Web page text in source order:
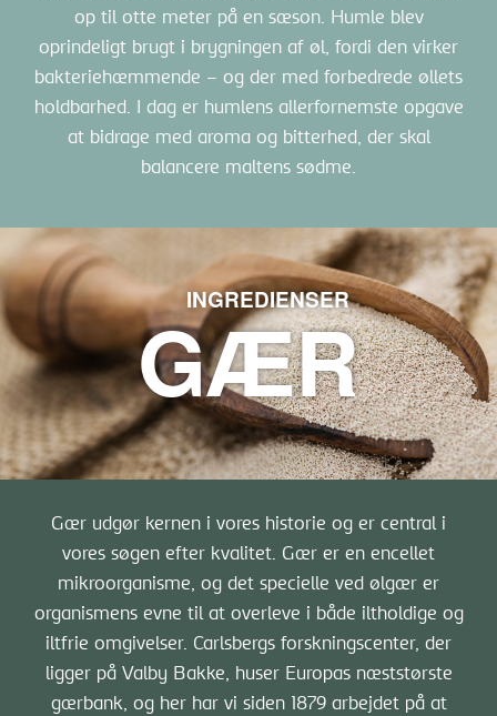
op til otte meter på en sæson. Humle blev
oprindeligt brugt i brygningen af øl, fordi den virker
bakteriehæmmende – og der med forbedrede øllets
holdbarhed. I dag er humlens allerfornemste opgave
at bidrage med aroma og bitterhed, der skal
balancere maltens sødme.
INGREDIENSER
GÆR
Gær udgør kernen i vores historie og er central i
vores søgen efter kvalitet. Gær er en encellet
mikroorganisme, og det specielle ved ølgær er
organismens evne til at overleve i både iltholdige og
iltfrie omgivelser. Carlsbergs forskningscenter, der
ligger på Valby Bakke, huser Europas næststørste
gærbank, og her har vi siden 1879 arbejdet på at